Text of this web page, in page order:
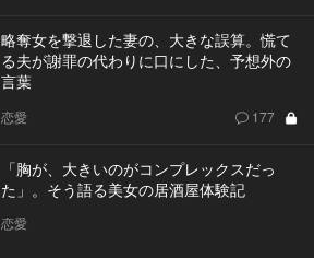
略奪女を撃退した妻の、大きな誤算。慌て
る夫が謝罪の代わりに口にした、予想外の
言葉
恋愛 177
「胸が、大きいのがコンプレックスだっ
た」。そう語る美女の居酒屋体験記
恋愛